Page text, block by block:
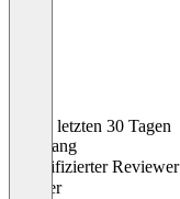
In den letzten 30 Tagen
Wolfgang
Verifizierter Reviewer
Inhaber